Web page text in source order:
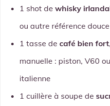
1 shot de whisky
ou autre référence
1 tasse de café bien fort
manuelle : piston, V60
italienne
1 cuillère à soupe de